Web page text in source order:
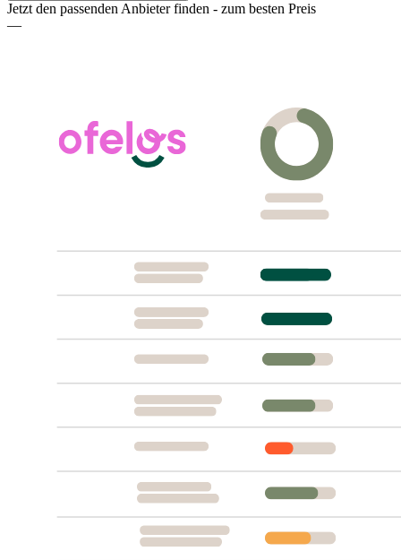
Jetzt den passenden Anbieter finden - zum besten Preis
—